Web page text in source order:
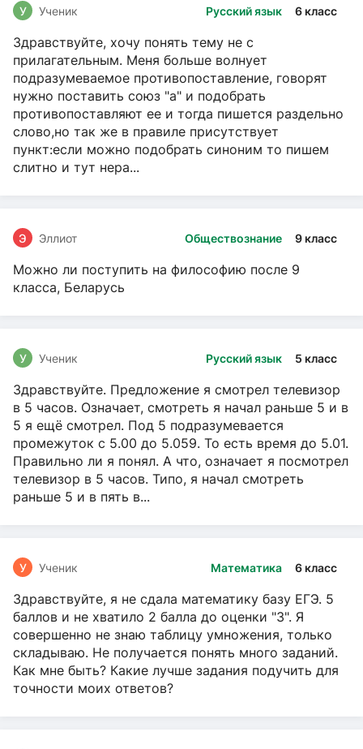
Русский язык 6 класс
У Ученик
Здравствуйте, хочу понять тему не с
прилагательным. Меня больше волнует
подразумеваемое противопоставление, говорят
нужно поставить союз "а" и подобрать
противопоставляют ее и тогда пишется раздельно
слово,но так же в правиле присутствует
пункт:если можно подобрать синоним то пишем
слитно и тут нера...
Обществознание 9 класс
Э Эллиот
Можно ли поступить на философию после 9
класса, Беларусь
Русский язык 5 класс
У Ученик
Здравствуйте. Предложение я смотрел телевизор
в 5 часов. Означает, смотреть я начал раньше 5 и в
5 я ещё смотрел. Под 5 подразумевается
промежуток с 5.00 до 5.059. То есть время до 5.01.
Правильно ли я понял. А что, означает я посмотрел
телевизор в 5 часов. Типо, я начал смотреть
раньше 5 и в пять в...
Математика 6 класс
У Ученик
Здравствуйте, я не сдала математику базу ЕГЭ. 5
баллов и не хватило 2 балла до оценки "3". Я
совершенно не знаю таблицу умножения, только
складываю. Не получается понять много заданий.
Как мне быть? Какие лучше задания подучить для
точности моих ответов?